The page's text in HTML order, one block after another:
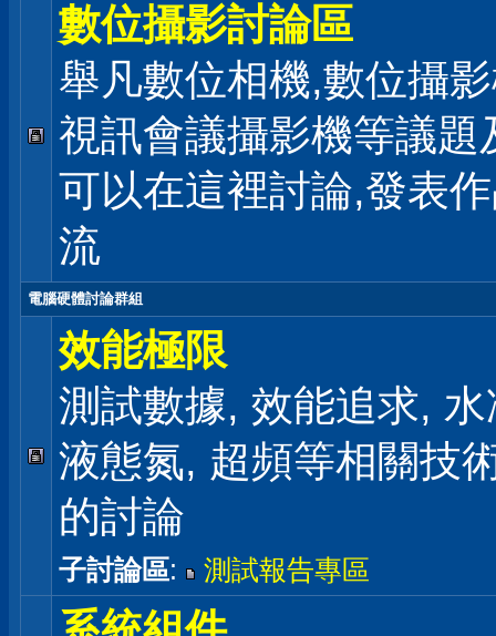
數位攝影討論區
舉凡數位相機,數位攝
視訊會議攝影機等議題
可以在這裡討論,發表
流
電腦硬體討論群組
效能極限
測試數據, 效能追求,
液態氮, 超頻等相關技
的討論
子討論區: 測試報告專區